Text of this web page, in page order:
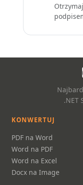
.NET
KONWERTUJ
PDF na Word
Word na PDF
Word na Excel
Docx na Image